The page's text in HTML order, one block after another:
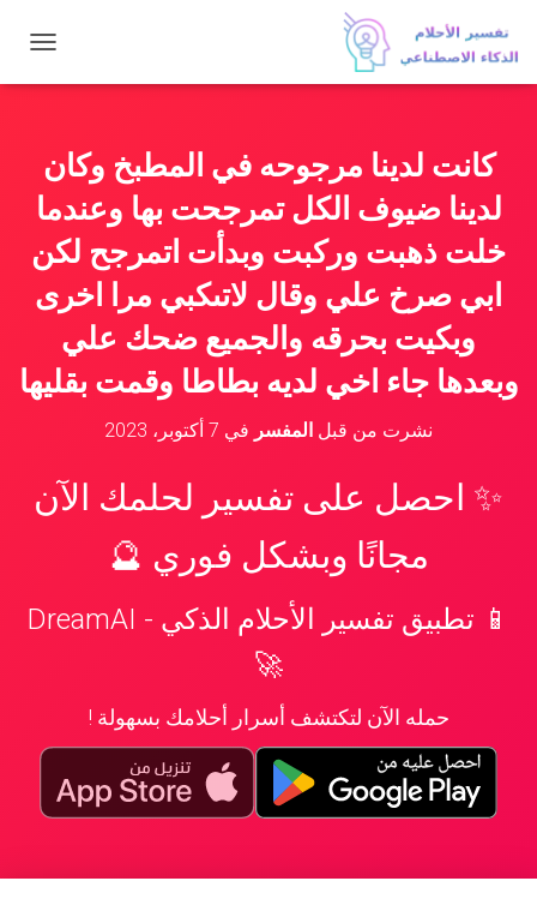
ب
ل
ت
ق
كانت لدينا مرجوحه في المطبخ وكان
لدينا ضيوف الكل تمرجحت بها وعندما
خلت ذهبت وركبت وبدأت اتمرجح لكن
ابي صرخ علي وقال لاتىكبي مرا اخرى
وبكيت بحرقه والجميع ضحك علي
وبعدها جاء اخي لديه بطاطا وقمت بقليها
نشرت من قبل المفسر في 7 أكتوبر، 2023
✨ احصل على تفسير لحلمك الآن
مجانًا وبشكل فوري 🔮
📱 تطبيق تفسير الأحلام الذكي - DreamAI
🚀
حمله الآن لتكتشف أسرار أحلامك بسهولة !